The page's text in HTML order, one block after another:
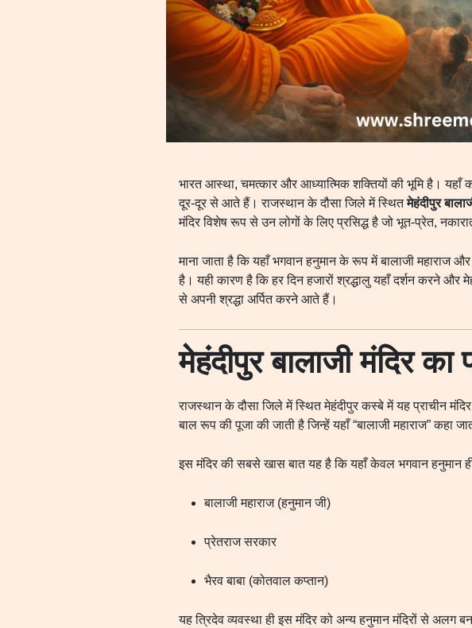
भारत आस्था, चमत्कार और आध्यात्मिक शक्तियों की भूमि है। यहाँ
दूर-दूर से आते हैं। राजस्थान के दौसा जिले में स्थितमेहंदीपुर
मंदिर विशेष रूप से उन लोगों के लिए प्रसिद्ध है जो भूत-प्रेत,
माना जाता है कि यहाँ भगवान हनुमान के रूप में बालाजी महाराज
है। यही कारण है कि हर दिन हजारों श्रद्धालु यहाँ दर्शन करने
से अपनी श्रद्धा अर्पित करने आते हैं।
मेहंदीपुर बालाजी मंदिर का
राजस्थान के दौसा जिले में स्थित मेहंदीपुर कस्बे में यह प्राचीन
बाल रूप की पूजा की जाती है जिन्हें यहाँ “बालाजी महाराज” कहा
इस मंदिर की सबसे खास बात यह है कि यहाँ केवल भगवान हनुमान
बालाजी महाराज (हनुमान जी)
प्रेतराज सरकार
भैरव बाबा (कोतवाल कप्तान)
यह त्रिदेव व्यवस्था ही इस मंदिर को अन्य हनुमान मंदिरों से अलग